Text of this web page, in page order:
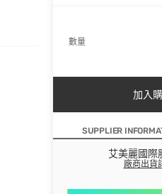
數量
加入
SUPPLIER
艾美麗國際
廠商出貨